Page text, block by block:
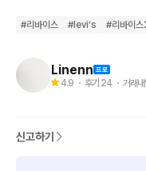
전체적으로 미미한 사용감
-모든 상품 카드 수수료와
#리바이스 # levi’s #리바이
Linenn
4.9 ・ 후기 24 ・ 거래
신고하기